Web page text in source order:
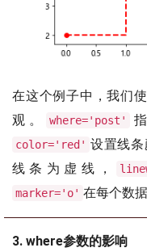
在这个例子中，我们
观。
where='post'
color='red' 设置线条
线条为虚线，
marker='o' 在每个数
3. where参数的影响